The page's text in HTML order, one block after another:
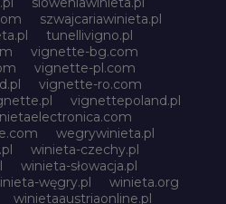
szwajcariawinieta.pl
tunellivigno.pl
vignette-bg.com
vignette-pl.com
vignette-ro.com
vignettepoland.pl
wegrywinieta.pl
winieta-czechy.pl
winieta-słowacja.pl
węgry.pl
winieta.org
winietaaustriaonline.pl